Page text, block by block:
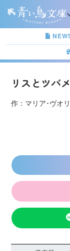
リスとツバメ
作：マリア･ヴ